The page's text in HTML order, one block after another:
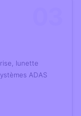
lunette
ADAS